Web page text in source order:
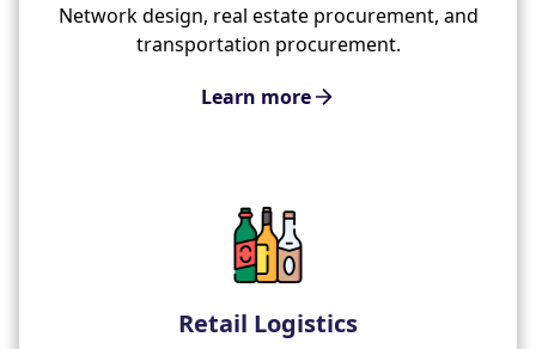
Network design, real estate procurement, and
transportation procurement.
Learn more
Retail Logistics